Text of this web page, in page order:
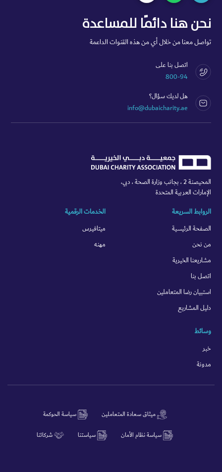
نحن هنا دائمًا للمساعدة
تواصل معنا من خلال أي من هذه القنوات الداعمة
اتصل بنا على
800-94
هل لديك سؤال؟
info@dubaicharity.ae
المحيصنة 2 ، بجانب وزارة الصحة ، دبي،
الإمارات العربية المتحدة
الروابط السريعة
الصفحة الرئيسية
من نحن
مشاريعنا الخيرية
اتصل بنا
استبيان رضا المتعاملين
دليل المشاريع
الخدمات الرقمية
ميتافيرس
مهنه
وسائط
خبر
مدونة
ميثاق سعادة المتعاملين سياسة الحوكمة
سياسة نظام الأمان سياستنا شركائنا